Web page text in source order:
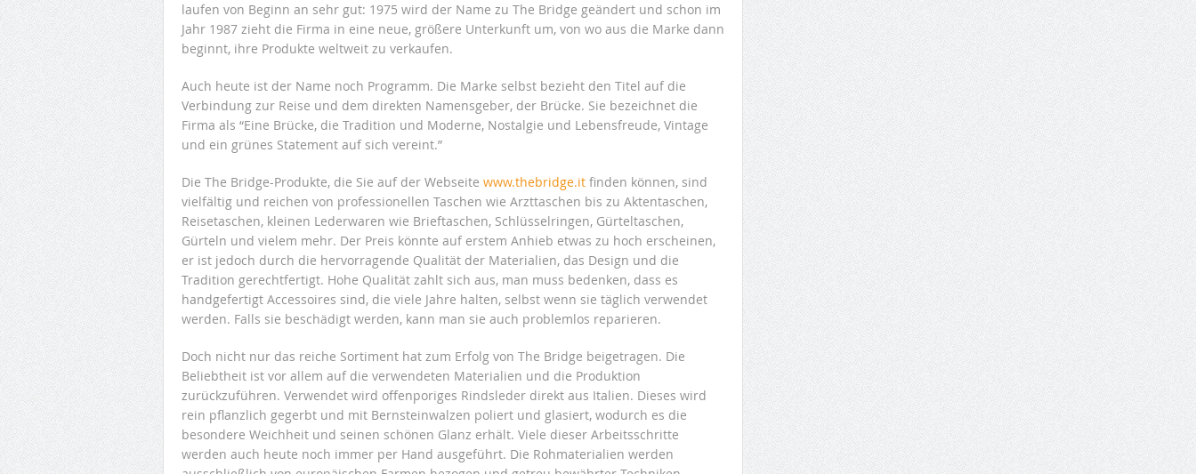
laufen von Beginn an sehr gut: 1975 wird der Name zu The Bridge geändert und schon im
Jahr 1987 zieht die Firma in eine neue, größere Unterkunft um, von wo aus die Marke dann
beginnt, ihre Produkte weltweit zu verkaufen.
Auch heute ist der Name noch Programm. Die Marke selbst bezieht den Titel auf die
Verbindung zur Reise und dem direkten Namensgeber, der Brücke. Sie bezeichnet die
Firma als “Eine Brücke, die Tradition und Moderne, Nostalgie und Lebensfreude, Vintage
und ein grünes Statement auf sich vereint.”
Die The Bridge-Produkte, die Sie auf der Webseite www.thebridge.it finden können, sind
vielfältig und reichen von professionellen Taschen wie Arzttaschen bis zu Aktentaschen,
Reisetaschen, kleinen Lederwaren wie Brieftaschen, Schlüsselringen, Gürteltaschen,
Gürteln und vielem mehr. Der Preis könnte auf erstem Anhieb etwas zu hoch erscheinen,
er ist jedoch durch die hervorragende Qualität der Materialien, das Design und die
Tradition gerechtfertigt. Hohe Qualität zahlt sich aus, man muss bedenken, dass es
handgefertigt Accessoires sind, die viele Jahre halten, selbst wenn sie täglich verwendet
werden. Falls sie beschädigt werden, kann man sie auch problemlos reparieren.
Doch nicht nur das reiche Sortiment hat zum Erfolg von The Bridge beigetragen. Die
Beliebtheit ist vor allem auf die verwendeten Materialien und die Produktion
zurückzuführen. Verwendet wird offenporiges Rindsleder direkt aus Italien. Dieses wird
rein pflanzlich gegerbt und mit Bernsteinwalzen poliert und glasiert, wodurch es die
besondere Weichheit und seinen schönen Glanz erhält. Viele dieser Arbeitsschritte
werden auch heute noch immer per Hand ausgeführt. Die Rohmaterialien werden